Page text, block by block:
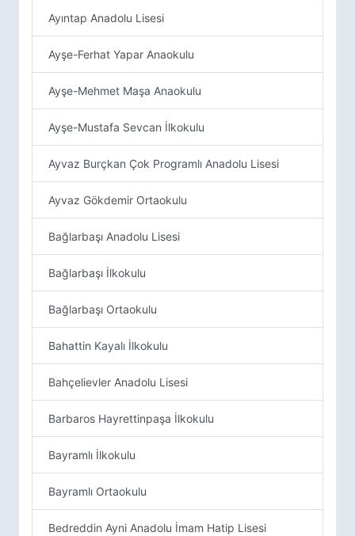
Ayıntap Anadolu Lisesi
Ayşe-Ferhat Yapar Anaokulu
Ayşe-Mehmet Maşa Anaokulu
Ayşe-Mustafa Sevcan İlkokulu
Ayvaz Burçkan Çok Programlı Anadolu Lisesi
Ayvaz Gökdemir Ortaokulu
Bağlarbaşı Anadolu Lisesi
Bağlarbaşı İlkokulu
Bağlarbaşı Ortaokulu
Bahattin Kayalı İlkokulu
Bahçelievler Anadolu Lisesi
Barbaros Hayrettinpaşa İlkokulu
Bayramlı İlkokulu
Bayramlı Ortaokulu
Bedreddin Ayni Anadolu İmam Hatip Lisesi